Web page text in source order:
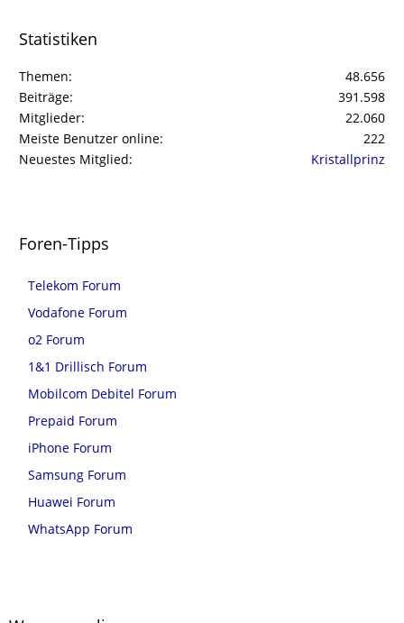
Statistiken
Themen
48.656
Beiträge
391.598
Mitglieder
22.060
Meiste Benutzer online
222
Neuestes Mitglied
Kristallprinz
Foren-Tipps
Telekom Forum
Vodafone Forum
o2 Forum
1&1 Drillisch Forum
Mobilcom Debitel Forum
Prepaid Forum
iPhone Forum
Samsung Forum
Huawei Forum
WhatsApp Forum